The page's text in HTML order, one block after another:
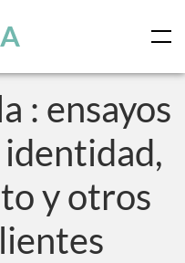
: ensayos
y otros